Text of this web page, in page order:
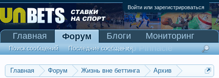
Войти или зарегистрироваться
Главная Форум Жизнь вне беттинга
Архив
Главная Форум
Поиск сообщений Последние сообщения
Блоги
Мониторинг
Сканер Pinnacle